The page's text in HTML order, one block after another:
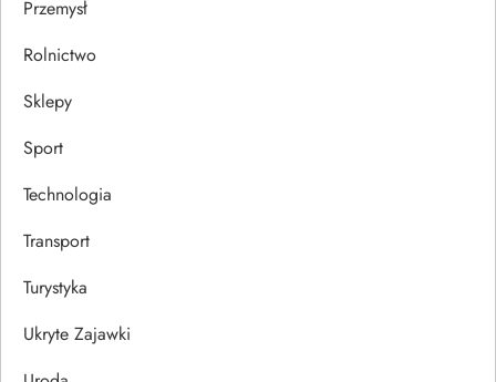
Przemysł
Rolnictwo
Sklepy
Sport
Technologia
Transport
Turystyka
Ukryte Zajawki